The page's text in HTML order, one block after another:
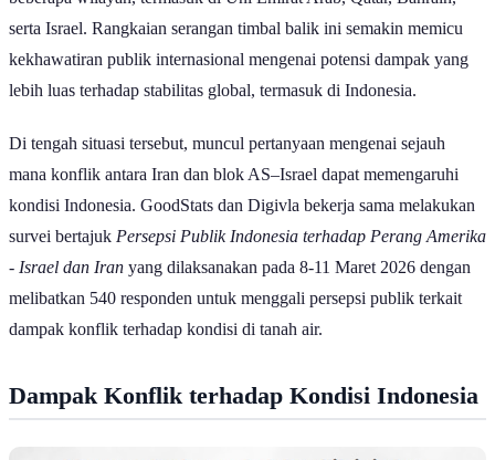
Peperangan di Iran | Arab Center
Melihat konflik yang belum juga mereda antara Israel, Iran, dan
Amerika Serikat, perhatian publik global kembali tertuju pada
dinamika geopolitik di kawasan Timur Tengah. Ketegangan ini
sebelumnya sempat memuncak dalam Perang 12 Hari Israel–Iran
2025 yang berlangsung pada 13–24 Juni 2025 dan dipicu oleh
Memasuki awal Maret 2026, situasi masih diwarnai oleh rangkaian